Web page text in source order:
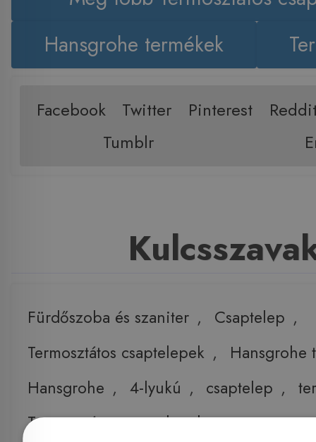
Hansgrohe termékek
Facebook Twitter Pinterest
Tumblr
Fürdőszoba és szaniter , Csaptelep ,
Termosztátos csaptelepek ,
Hansgrohe
Hansgrohe , 4-lyukú , csaptelep ,
Termosztátos csaptelepek ,